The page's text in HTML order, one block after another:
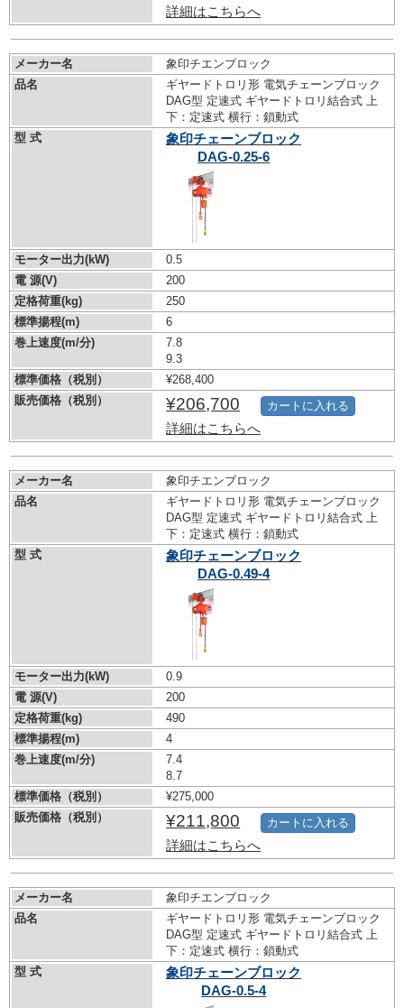
詳細はこちらへ
メーカー名
象印チエンブロック
品名
ギヤードトロリ形 電気チェーンブロック
DAG型 定速式 ギヤードトロリ結合式 上
下：定速式 横行：鎖動式
型 式
象印チェーンブロック
DAG-0.25-6
モーター出力(kW)
0.5
電 源(V)
200
定格荷重(kg)
250
標準揚程(m)
6
巻上速度(m/分)
7.8
9.3
標準価格（税別）
¥268,400
販売価格（税別）
¥206,700
詳細はこちらへ
カートに入れる
メーカー名
象印チエンブロック
品名
ギヤードトロリ形 電気チェーンブロック
DAG型 定速式 ギヤードトロリ結合式 上
下：定速式 横行：鎖動式
型 式
象印チェーンブロック
DAG-0.49-4
モーター出力(kW)
0.9
電 源(V)
200
定格荷重(kg)
490
標準揚程(m)
4
巻上速度(m/分)
7.4
8.7
標準価格（税別）
¥275,000
販売価格（税別）
¥211,800
詳細はこちらへ
カートに入れる
メーカー名
象印チエンブロック
品名
ギヤードトロリ形 電気チェーンブロック
DAG型 定速式 ギヤードトロリ結合式 上
下：定速式 横行：鎖動式
型 式
象印チェーンブロック
DAG-0.5-4